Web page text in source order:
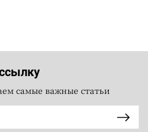
самые важные статьи